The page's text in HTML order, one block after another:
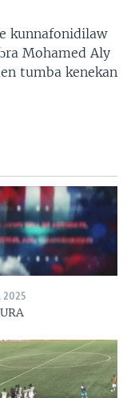
kunnafonidilaw
Mohamed Aly
tumba kenekan
2025